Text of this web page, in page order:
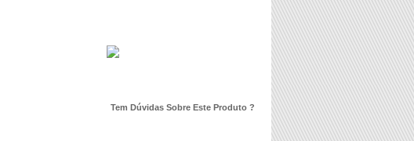
Tem Dúvidas Sobre Este Produto ?